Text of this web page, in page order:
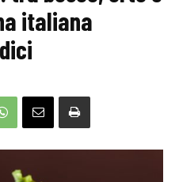
italiana